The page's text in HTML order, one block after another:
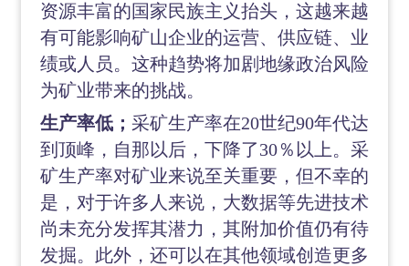
资源丰富的国家民族主义抬头，这越来越
有可能影响矿山企业的运营、供应链、业
绩或人员。这种趋势将加剧地缘政治风险
为矿业带来的挑战。
生产率低； 采矿生产率在20世纪90年代达
到顶峰，自那以后，下降了30％以上。采
矿生产率对矿业来说至关重要，但不幸的
是，对于许多人来说，大数据等先进技术
尚未充分发挥其潜力，其附加价值仍有待
发掘。此外，还可以在其他领域创造更多